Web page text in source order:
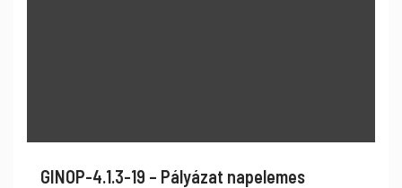
GINOP-4.1.3-19 – Pályázat napelemes